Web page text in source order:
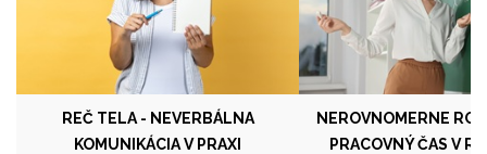
REČ TELA - NEVERBÁLNA
KOMUNIKÁCIA V PRAXI
NEROVNOMERNE
PRACOVNÝ ČAS V